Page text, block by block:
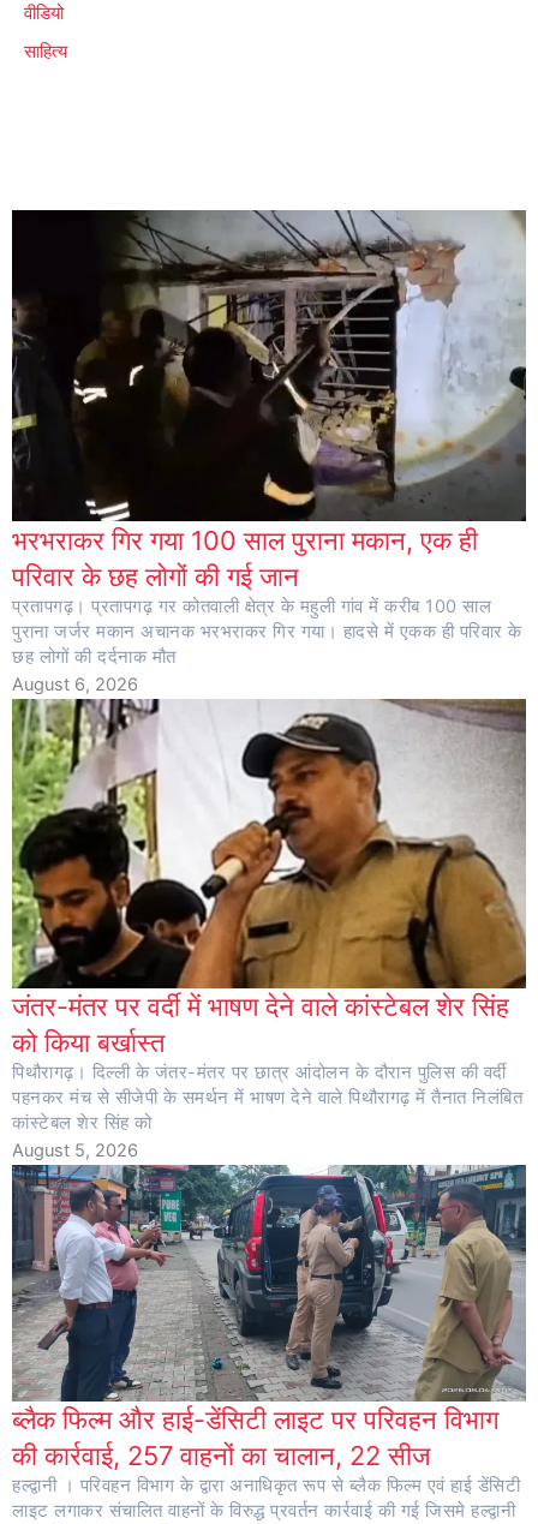
वीडियो
साहित्य
भरभराकर गिर गया 100 साल पुराना मकान, एक ही
परिवार के छह लोगों की गई जान
प्रतापगढ़। प्रतापगढ़ गर कोतवाली क्षेत्र के महुली गांव में करीब 100 साल
पुराना जर्जर मकान अचानक भरभराकर गिर गया। हादसे में एकक ही परिवार के
छह लोगों की दर्दनाक मौत
August 6, 2026
जंतर-मंतर पर वर्दी में भाषण देने वाले कांस्टेबल शेर सिंह
को किया बर्खास्त
पिथौरागढ़। दिल्ली के जंतर-मंतर पर छात्र आंदोलन के दौरान पुलिस की वर्दी
पहनकर मंच से सीजेपी के समर्थन में भाषण देने वाले पिथौरागढ़ में तैनात निलंबित
कांस्टेबल शेर सिंह को
August 5, 2026
ब्लैक फिल्म और हाई-डेंसिटी लाइट पर परिवहन विभाग
की कार्रवाई, 257 वाहनों का चालान, 22 सीज
हल्द्वानी । परिवहन विभाग के द्वारा अनाधिकृत रूप से ब्लैक फिल्म एवं हाई डेंसिटी
लाइट लगाकर संचालित वाहनों के विरुद्ध प्रवर्तन कार्रवाई की गई जिसमे हल्द्वानी